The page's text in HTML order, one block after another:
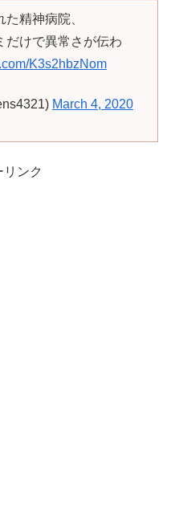
精神病院、
だけで異常さが伝わ
K3s2hbzNom
March 4, 2020
リンク